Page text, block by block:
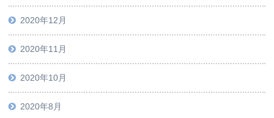
2020年12月
2020年11月
2020年10月
2020年8月